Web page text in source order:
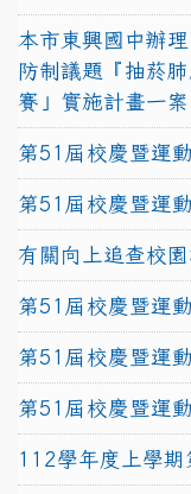
本市東興國中辦
防制議題『抽菸
賽」實施計畫一
第51屆校慶暨運
第51屆校慶暨運
有關向上追查校
第51屆校慶暨運
第51屆校慶暨運
第51屆校慶暨運
112學年度上學